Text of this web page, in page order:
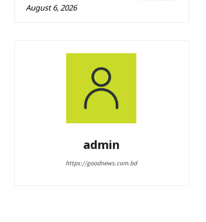
August 6, 2026
admin
https://goodnews.com.bd